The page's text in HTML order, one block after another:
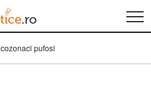
cozonaci pufosi